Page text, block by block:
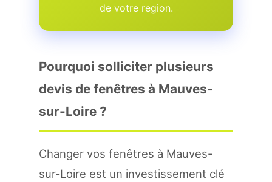
de votre region.
Pourquoi solliciter plusieurs
devis de fenêtres à Mauves-
sur-Loire ?
Changer vos fenêtres à Mauves-
sur-Loire est un investissement clé